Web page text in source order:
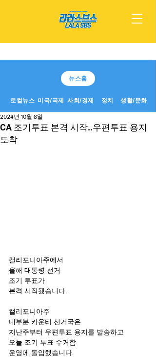
뉴스홈
로컬뉴스 미국/국제 사회/경제 정치 생활/문화
CA 조기투표 본격 시작..우편투표 용지
도착
2024년 10월 8일
캘리포니아주에서
올해 대통령 선거
조기 투표가
본격 시작됐습니다.
캘리포니아주
대부분 카운티 선거국은
지난주부터 우편투표 용지를 발송하고
오늘 조기 투표 수거함
운영에 돌입했습니다.